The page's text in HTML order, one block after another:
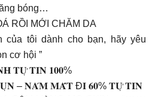
bóng…
RỒI MỚI CHĂM DA
của tôi dành cho bạn, hãy yêu
cơ hội ”
𝐓𝐔̛̣ 𝐓𝐈𝐍 𝟏𝟎𝟎%
– 𝐍𝐀́𝐌 𝐌𝐀̂́𝐓 Đ𝐈 𝟔𝟎% 𝐓𝐔̛̣ 𝐓𝐈𝐍